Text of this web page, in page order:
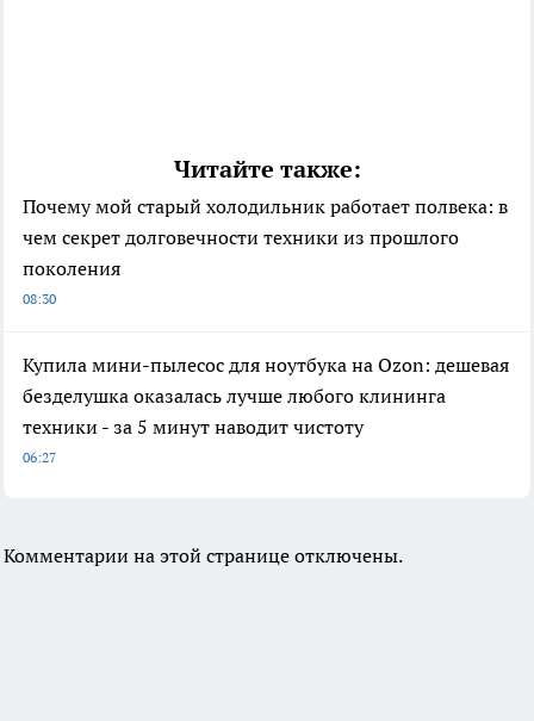
Читайте также:
Почему мой старый холодильник работает полвека: в
чем секрет долговечности техники из прошлого
поколения
08:30
Купила мини-пылесос для ноутбука на Ozon: дешевая
безделушка оказалась лучше любого клининга
техники - за 5 минут наводит чистоту
06:27
Комментарии на этой странице отключены.